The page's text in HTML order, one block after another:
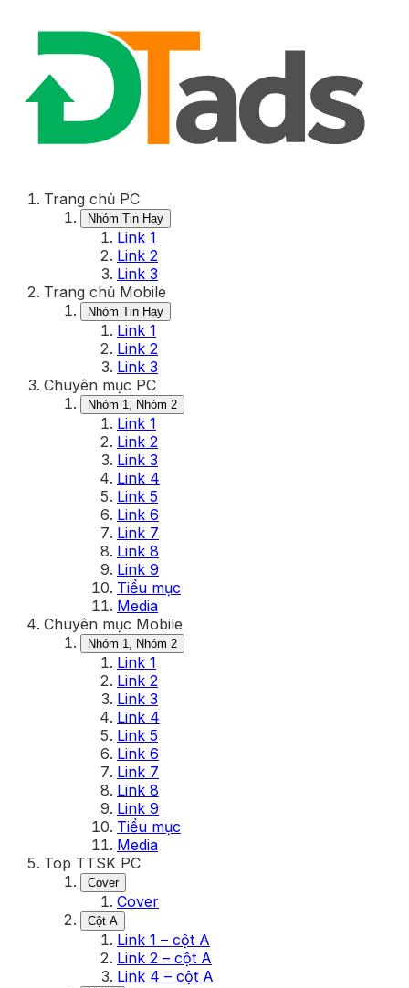
Trang chủ PC
Nhóm Tin Hay
Link 1
Link 2
Link 3
Trang chủ Mobile
Nhóm Tin Hay
Link 1
Link 2
Link 3
Chuyên mục PC
Nhóm 1, Nhóm 2
Link 1
Link 2
Link 3
Link 4
Link 5
Link 6
Link 7
Link 8
Link 9
Tiểu mục
Media
Chuyên mục Mobile
Nhóm 1, Nhóm 2
Link 1
Link 2
Link 3
Link 4
Link 5
Link 6
Link 7
Link 8
Link 9
Tiểu mục
Media
Top TTSK PC
Cover
Cover
Cột A
Link 1 – cột A
Link 2 – cột A
Link 4 – cột A